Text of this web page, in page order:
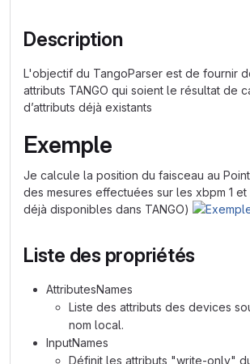
Description
L'objectif du TangoParser est de fournir
attributs TANGO qui soient le résultat de
d’attributs déjà existants
Exemple
Je calcule la position du faisceau au
des mesures effectuées sur les xbpm 1 et
déjà disponibles dans TANGO)
Liste des propriétés
AttributesNames
Liste des attributs des devices
nom local.
InputNames
Définit les attributs "write-only"